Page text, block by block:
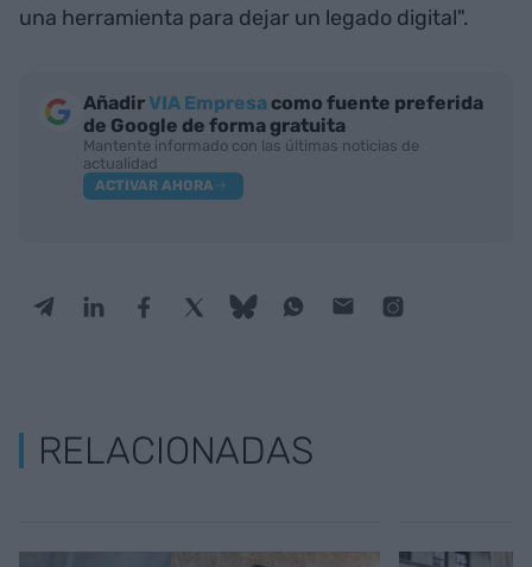
una herramienta para dejar un legado digital".
AñadirVIA Empresa como fuente preferida
de Google de forma gratuita
Mantente informado con las últimas noticias de
actualidad
ACTIVAR AHORA
RELACIONADAS